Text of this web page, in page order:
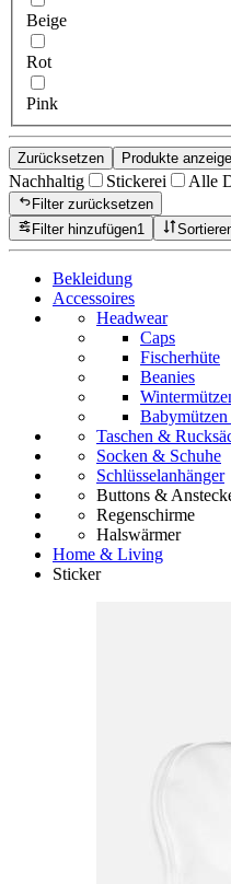
Beige
Rot
Pink
Zurücksetzen Produkte
Nachhaltig Stickerei Alle
Filter zurücksetzen
Filter hinzufügen1
Bekleidung
Accessoires
Headwear
Caps
Fischerhüte
Beanies
Taschen &
Socken & Schuhe
Schlüsselanhänger
Buttons &
Regenschirme
Halswärmer
Home & Living
Sticker